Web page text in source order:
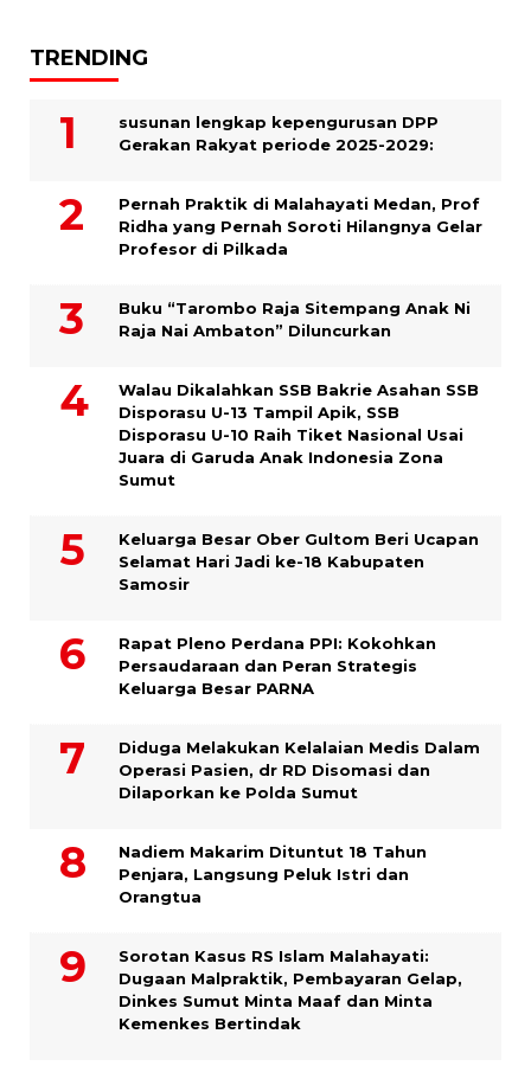
TRENDING
susunan lengkap kepengurusan DPP
Gerakan Rakyat periode 2025-2029:
Pernah Praktik di Malahayati Medan, Prof
Ridha yang Pernah Soroti Hilangnya Gelar
Profesor di Pilkada
Buku “Tarombo Raja Sitempang Anak Ni
Raja Nai Ambaton” Diluncurkan
Walau Dikalahkan SSB Bakrie Asahan SSB
Disporasu U-13 Tampil Apik, SSB
Disporasu U-10 Raih Tiket Nasional Usai
Juara di Garuda Anak Indonesia Zona
Sumut
Keluarga Besar Ober Gultom Beri Ucapan
Selamat Hari Jadi ke-18 Kabupaten
Samosir
Rapat Pleno Perdana PPI: Kokohkan
Persaudaraan dan Peran Strategis
Keluarga Besar PARNA
Diduga Melakukan Kelalaian Medis Dalam
Operasi Pasien, dr RD Disomasi dan
Dilaporkan ke Polda Sumut
​Nadiem Makarim Dituntut 18 Tahun
Penjara, Langsung Peluk Istri dan
Orangtua
Sorotan Kasus RS Islam Malahayati:
Dugaan Malpraktik, Pembayaran Gelap,
Dinkes Sumut Minta Maaf dan Minta
Kemenkes Bertindak